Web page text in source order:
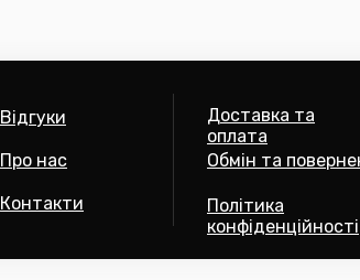
Відгуки
Політика
конфіденційності
Обмін та
Про нас
Контакти
Доставка та
оплата